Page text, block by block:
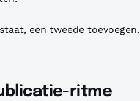
een tweede toevoegen.
ritme